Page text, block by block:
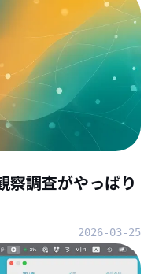
察調査がやっぱり
2026-03-25